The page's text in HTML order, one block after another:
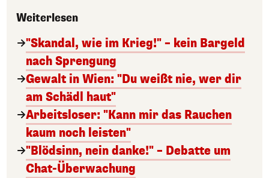
Weiterlesen
"Skandal, wie im Krieg!" – kein Bargeld
nach Sprengung
Gewalt in Wien: "Du weißt nie, wer dir
am Schädl haut"
Arbeitsloser: "Kann mir das Rauchen
kaum noch leisten"
"Blödsinn, nein danke!" – Debatte um
Chat-Überwachung